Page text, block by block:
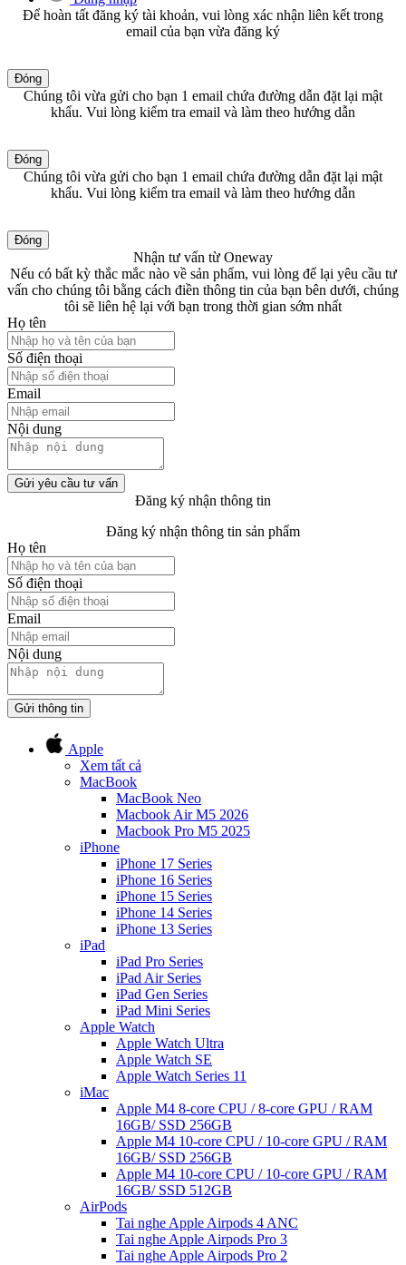
Để hoàn tất đăng ký tài khoản, vui lòng xác nhận liên kết trong
email của bạn vừa đăng ký
Đóng
Chúng tôi vừa gửi cho bạn 1 email chứa đường dẫn đặt lại mật
khẩu. Vui lòng kiểm tra email và làm theo hướng dẫn
Đóng
Chúng tôi vừa gửi cho bạn 1 email chứa đường dẫn đặt lại mật
khẩu. Vui lòng kiểm tra email và làm theo hướng dẫn
Đóng
Nhận tư vấn từ Oneway
Nếu có bất kỳ thắc mắc nào về sản phẩm, vui lòng để lại yêu cầu tư
vấn cho chúng tôi bằng cách điền thông tin của bạn bên dưới, chúng
tôi sẽ liên hệ lại với bạn trong thời gian sớm nhất
Họ tên
Số điện thoại
Email
Nội dung
Gửi yêu cầu tư vấn
Đăng ký nhận thông tin
Đăng ký nhận thông tin sản phẩm
Họ tên
Số điện thoại
Email
Nội dung
Gửi thông tin
Apple
Xem tất cả
MacBook
MacBook Neo
Macbook Air M5 2026
Macbook Pro M5 2025
iPhone
iPhone 17 Series
iPhone 16 Series
iPhone 15 Series
iPhone 14 Series
iPhone 13 Series
iPad
iPad Pro Series
iPad Air Series
iPad Gen Series
iPad Mini Series
Apple Watch
Apple Watch Ultra
Apple Watch SE
Apple Watch Series 11
iMac
Apple M4 8-core CPU / 8-core GPU / RAM
16GB/ SSD 256GB
Apple M4 10-core CPU / 10-core GPU / RAM
16GB/ SSD 256GB
Apple M4 10-core CPU / 10-core GPU / RAM
16GB/ SSD 512GB
AirPods
Tai nghe Apple Airpods 4 ANC
Tai nghe Apple Airpods Pro 3
Tai nghe Apple Airpods Pro 2